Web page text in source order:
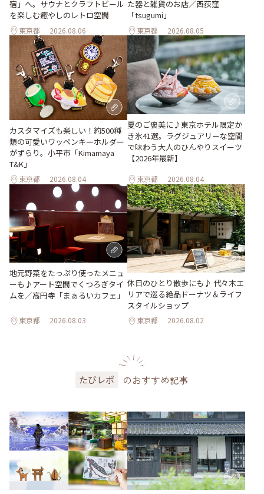
宿」へ。サウナとクラフトビール
を楽しむ癒やしのレトロ空間
東京都 2026.08.06
た器と雑貨のお店／西荻窪
「tsugumi」
東京都 2026.08.05
カスタマイズも楽しい！約500種
類の可愛いワッペンキーホルダー
がずらり。小平市「Kimamaya
T&K」
東京都 2026.08.04
夏のご褒美に♪東京ホテル限定か
き氷41選。ラグジュアリーな空間
で味わう大人のひんやりスイーツ
【2026年最新】
東京都 2026.08.04
地元野菜をたっぷり使ったメニュ
ーも♪アート空間でくつろぎタイ
ムを／高円寺「まぁるいカフェ」
東京都 2026.08.03
休日のひとり散歩にも♪ 代々木エ
リアで巡る絶品ドーナツ＆ライフ
スタイルショップ
東京都 2026.08.02
たびレポ のおすすめ記事